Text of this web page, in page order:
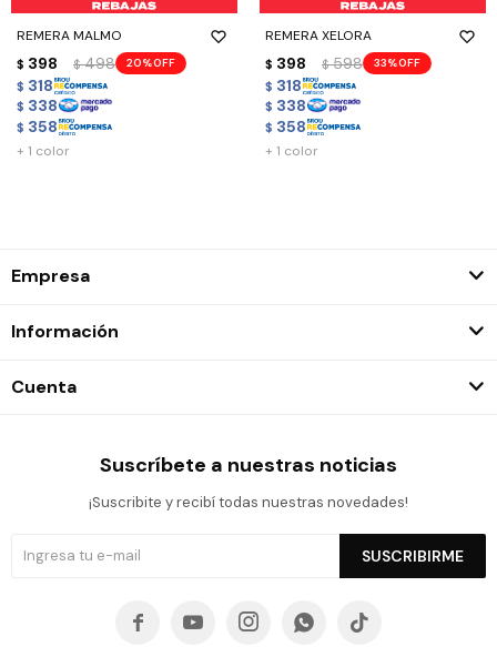
REMERA MALMO
$ 398 $ 498 20
$ 318
$ 338
$ 358
+ 1 color
REMERA XELORA
$ 398 $ 598 33
$ 318
$ 338
$ 358
+ 1 color
Empresa
Información
Cuenta
Suscríbete a nuestras noticias
¡Suscribite y recibí todas nuestras novedades!
SUSCRIBIRME
    